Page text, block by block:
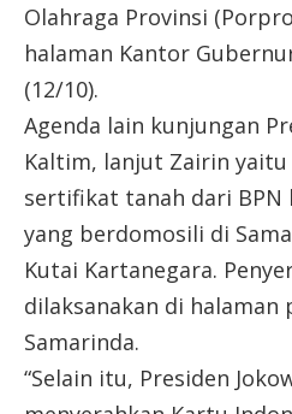
Olahraga Provinsi
halaman Kantor
(12/10).
Agenda lain kunjungan
Kaltim, lanjut Zairin
sertifikat tanah dari BPN
yang berdomosili di
Kutai Kartanegara.
dilaksanakan di halaman
Samarinda.
“Selain itu, Presiden